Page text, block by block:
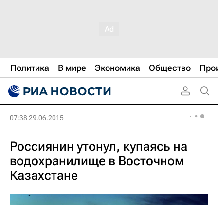
Политика В мире Экономика Общество
07:38 29.06.2015
Россиянин утонул, купаясь на
водохранилище в Восточном
Казахстане